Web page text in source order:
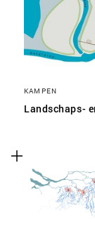
KAMPEN
Landschaps-